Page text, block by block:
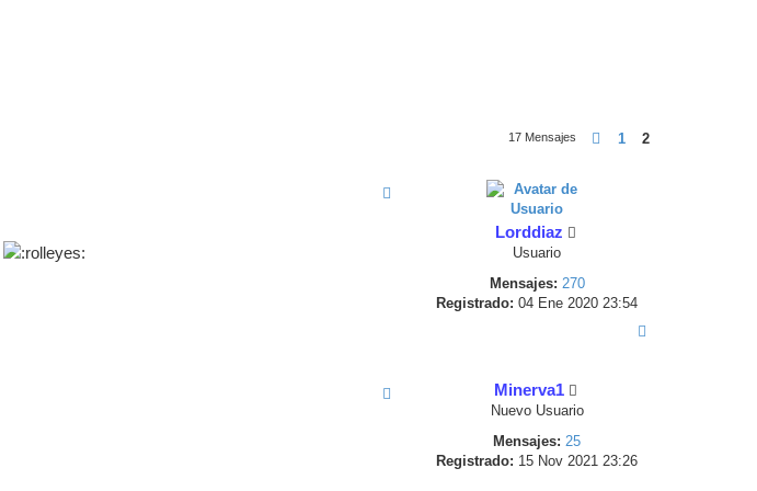
17 Mensajes Anterior
1 2
Lorddiaz
Usuario
Mensajes: 270
Registrado: 04 Ene 2020 23:54
Minerva1
Nuevo Usuario
Mensajes: 25
Registrado: 15 Nov 2021 23:26